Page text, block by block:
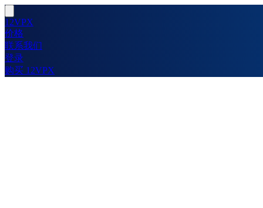
12VPX
价格
联系我们
登录
购买 12VPX